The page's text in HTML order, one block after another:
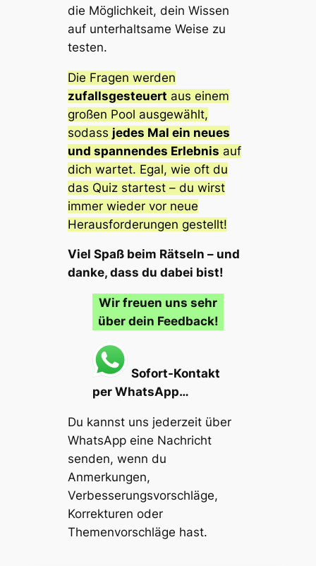
die Möglichkeit, dein Wissen
auf unterhaltsame Weise zu
testen.
Die Fragen werden
zufallsgesteuert aus einem
großen Pool ausgewählt,
sodass jedes Mal ein neues
und spannendes Erlebnis auf
dich wartet. Egal, wie oft du
das Quiz startest – du wirst
immer wieder vor neue
Herausforderungen gestellt!
Viel Spaß beim Rätseln – und
danke, dass du dabei bist!
Wir freuen uns sehr
über dein Feedback!
Sofort-Kontakt
per WhatsApp…
Du kannst uns jederzeit über
WhatsApp eine Nachricht
senden, wenn du
Anmerkungen,
Verbesserungsvorschläge,
Korrekturen oder
Themenvorschläge hast.